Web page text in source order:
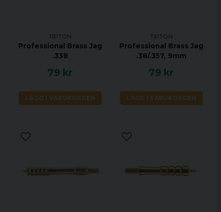
TIPTON
Professional Brass Jag
.338
79 kr
LÄGG I VARUKORGEN
TIPTON
Professional Brass Jag
.38/.357, 9mm
79 kr
LÄGG I VARUKORGEN